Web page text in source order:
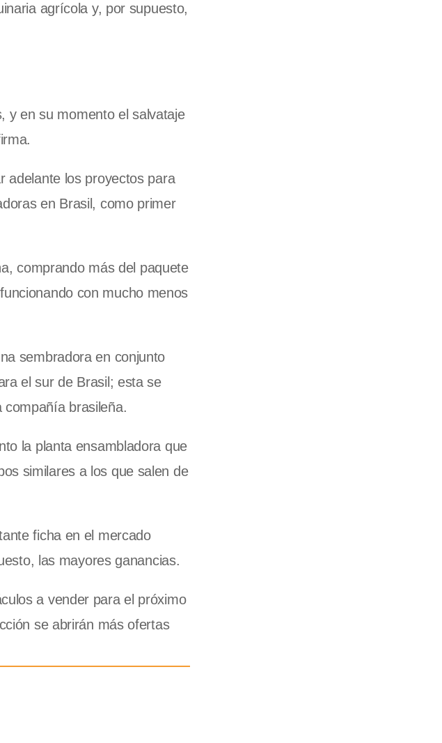
agrícola y, por supuesto,
y en su momento el salvataje
adelante los proyectos para
en Brasil, como primer
comprando más del paquete
con mucho menos
sembradora en conjunto
el sur de Brasil; esta se
brasileña.
la planta ensambladora que
similares a los que salen de
ficha en el mercado
las mayores ganancias.
a vender para el próximo
se abrirán más ofertas